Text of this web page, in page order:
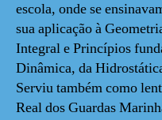
escola, onde se
sua aplicação à
Integral e Princípios
Dinâmica, da
Serviu também como
Real dos Guardas